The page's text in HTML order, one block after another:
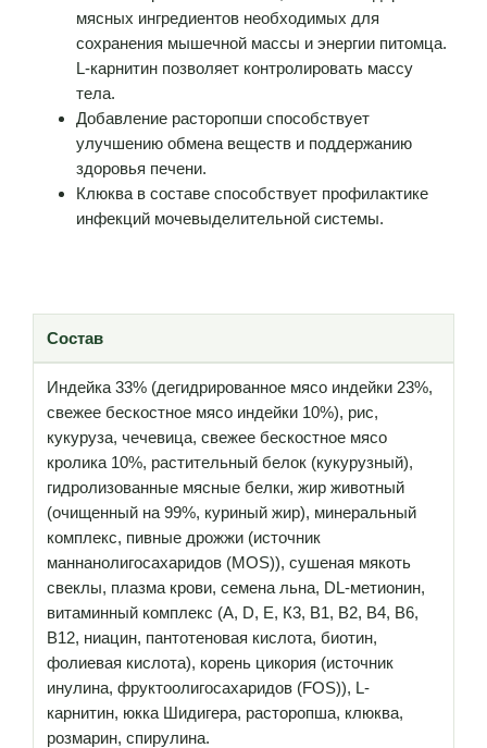
мясных ингредиентов необходимых для
сохранения мышечной массы и энергии питомца.
L-карнитин позволяет контролировать массу
тела.
Добавление расторопши способствует
улучшению обмена веществ и поддержанию
здоровья печени.
Клюква в составе способствует профилактике
инфекций мочевыделительной системы.
Состав
Индейка 33% (дегидрированное мясо индейки 23%,
свежее бескостное мясо индейки 10%), рис,
кукуруза, чечевица, свежее бескостное мясо
кролика 10%, растительный белок (кукурузный),
гидролизованные мясные белки, жир животный
(очищенный на 99%, куриный жир), минеральный
комплекс, пивные дрожжи (источник
маннанолигосахаридов (MOS)), сушеная мякоть
свеклы, плазма крови, семена льна, DL-метионин,
витаминный комплекс (А, D, E, К3, В1, В2, В4, В6,
В12, ниацин, пантотеновая кислота, биотин,
фолиевая кислота), корень цикория (источник
инулина, фруктоолигосахаридов (FOS)), L-
карнитин, юкка Шидигера, расторопша, клюква,
розмарин, спирулина.